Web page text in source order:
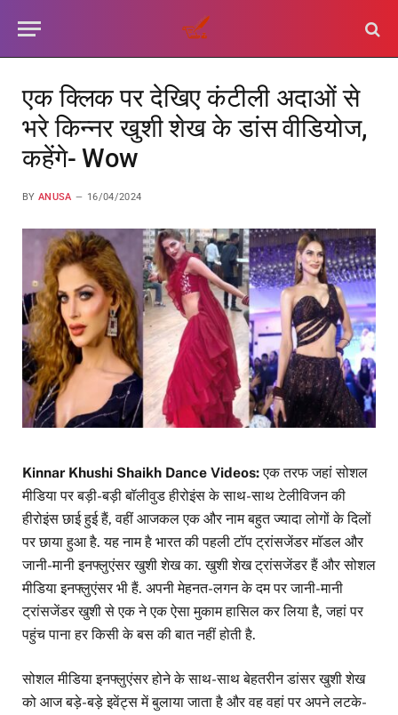
एक क्लिक पर देखिए कंटीली अदाओं से
भरे किन्नर खुशी शेख के डांस वीडियोज,
कहेंगे- Wow
BY ANUSA 16/04/2024
Kinnar Khushi Shaikh Dance Videos:एक तरफ जहां सोशल
मीडिया पर बड़ी-बड़ी बॉलीवुड हीरोइंस के साथ-साथ टेलीविजन की
हीरोइंस छाई हुई हैं, वहीं आजकल एक और नाम बहुत ज्यादा लोगों के दिलों
पर छाया हुआ है. यह नाम है भारत की पहली टॉप ट्रांसजेंडर मॉडल और
जानी-मानी इनफ्लुएंसर खुशी शेख का. खुशी शेख ट्रांसजेंडर हैं और सोशल
मीडिया इनफ्लुएंसर भी हैं. अपनी मेहनत-लगन के दम पर जानी-मानी
ट्रांसजेंडर खुशी से एक ने एक ऐसा मुकाम हासिल कर लिया है, जहां पर
पहुंच पाना हर किसी के बस की बात नहीं होती है.
सोशल मीडिया इनफ्लुएंसर होने के साथ-साथ बेहतरीन डांसर खुशी शेख
को आज बड़े-बड़े इवेंट्स में बुलाया जाता है और वह वहां पर अपने लटके-